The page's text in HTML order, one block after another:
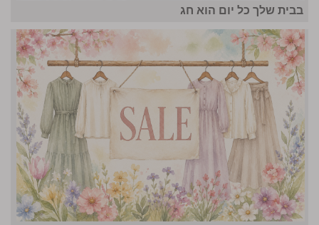
בבית שלך כל יום הוא חג